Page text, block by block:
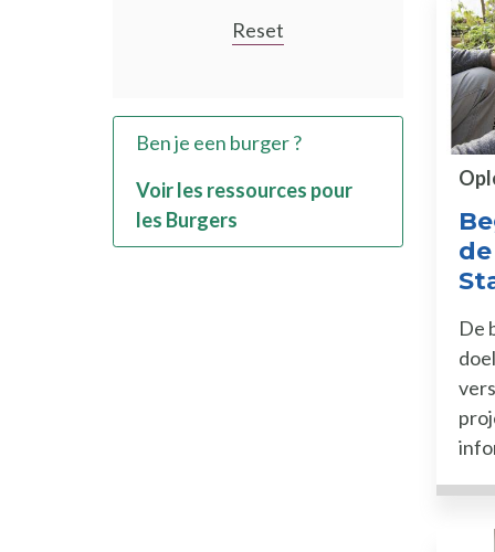
Reset
Ben je een burger ?
Voir les ressources pour
les Burgers
De